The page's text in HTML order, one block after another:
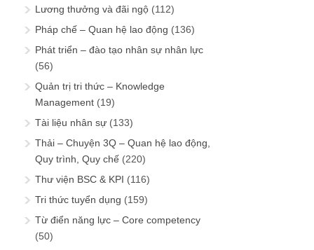
Lương thưởng và đãi ngộ (112)
Pháp chế – Quan hệ lao động (136)
Phát triển – đào tạo nhân sự nhân lực
(56)
Quản trị tri thức – Knowledge
Management (19)
Tài liệu nhân sự (133)
Thải – Chuyện 3Q – Quan hệ lao động,
Quy trình, Quy chế (220)
Thư viện BSC & KPI (116)
Tri thức tuyển dụng (159)
Từ điển năng lực – Core competency
(50)